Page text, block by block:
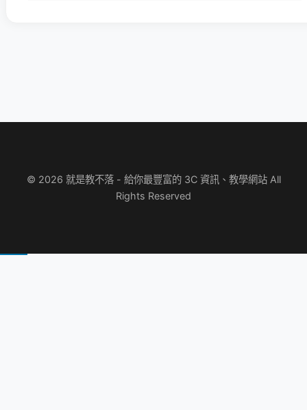
© 2026 就是教不落 - 給你最豐富的 3C 資訊、教學網站 All
Rights Reserved